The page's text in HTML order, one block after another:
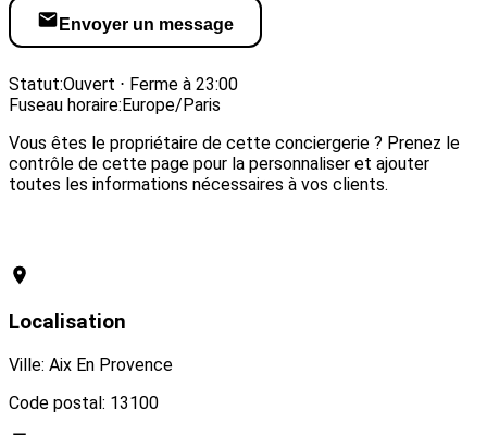
Envoyer un message
Statut:Ouvert ⋅ Ferme à 23:00
Fuseau horaire:Europe/Paris
Vous êtes le propriétaire de cette conciergerie ? Prenez le
contrôle de cette page pour la personnaliser et ajouter
toutes les informations nécessaires à vos clients.
Localisation
Ville: Aix En Provence
Code postal: 13100